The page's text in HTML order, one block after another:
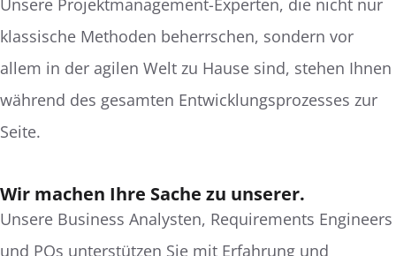
Unsere Projektmanagement-Experten, die nicht nur
klassische Methoden beherrschen, sondern vor
allem in der agilen Welt zu Hause sind, stehen Ihnen
während des gesamten Entwicklungsprozesses zur
Seite.
Wir machen Ihre Sache zu unserer.
Unsere Business Analysten, Requirements Engineers
und POs unterstützen Sie mit Erfahrung und